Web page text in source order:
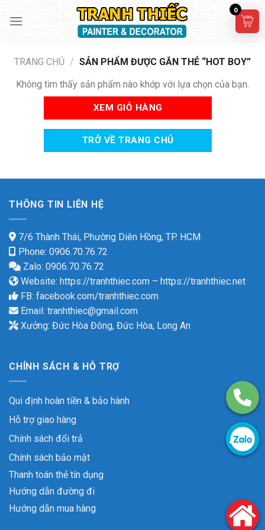
TRANG CHỦ / SẢN PHẨM ĐƯỢC GẮN THẺ “HOT BOY”
Không tìm thấy sản phẩm nào khớp với lựa chọn của bạn.
XEM GIỎ HÀNG
TRỞ VỀ TRANG CHỦ
THÔNG TIN LIÊN HỆ
7/6 Thành Thái, Phường Diên Hồng, TP. HCM
Phone: 0906.70.76.72
Zalo: 0906.70.76.72
Website: https://tranhthiec.com – https://tranhthiec.net
FB: facebook.com/tranhthiec.com
Email: tranhthiec@gmail.com
Xưởng: Đức Hòa Đông, Đức Hòa, Long An
CHÍNH SÁCH & HỖ TRỢ
Qui định hoàn tiền & bảo hành
Hỗ trợ giao hàng
Chính sách đổi trả
Chính sách bảo mật
Thanh toán thẻ tín dụng
Hướng dẫn đường đi
Hướng dẫn mua hàng
0